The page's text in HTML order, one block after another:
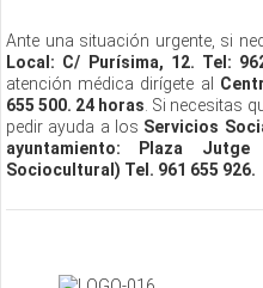
Ante una situación urgente, si
Local: C/ Purísima, 12. Tel:
atención médica dirígete al
655 500. 24 horas . Si necesitas
pedir ayuda a los Servicios
ayuntamiento: Plaza
Sociocultural) Tel. 961 655 926.